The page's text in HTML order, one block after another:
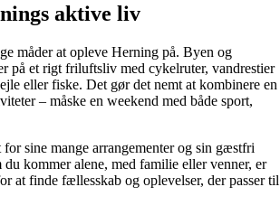
aktive liv
måder at opleve Herning på. Byen og
på et rigt friluftsliv med cykelruter, vandrestier
eller fiske. Det gør det nemt at kombinere en
– måske en weekend med både sport,
sine mange arrangementer og sin gæstfri
kommer alene, med familie eller venner, er
at finde fællesskab og oplevelser, der passer til